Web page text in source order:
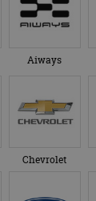
Aiways
Chevrolet